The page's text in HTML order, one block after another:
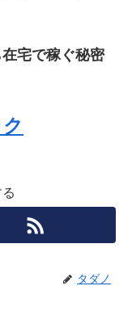
在宅で稼ぐ秘密
タダノ